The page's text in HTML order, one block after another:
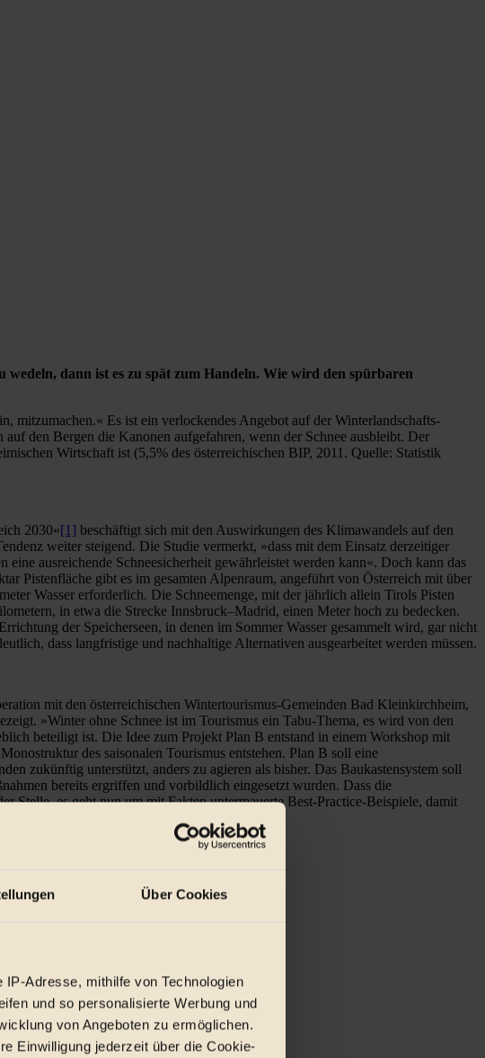
Über Cookies
Adresse, mithilfe von Technologien
und so personalisierte Werbung und
von Angeboten zu ermöglichen.
Einwilligung jederzeit über die Cookie-
dann ist es zu spät zum Handeln. Wie wird den spürbaren
mitzumachen.« Es ist ein verlockendes Angebot auf der Winterlandschafts-
den Bergen die Kanonen aufgefahren, wenn der Schnee ausbleibt. Der
Wirtschaft ist (5,5% des österreichischen BIP, 2011. Quelle: Statistik
2030«[1] beschäftigt sich mit den Auswirkungen des Klimawandels auf den
weiter steigend. Die Studie vermerkt, »dass mit dem Einsatz derzeitiger
ausreichende Schneesicherheit gewährleistet werden kann«. Doch kann das
Pistenfläche gibt es im gesamten Alpenraum, angeführt von Österreich mit über
Wasser erforderlich. Die Schneemenge, mit der jährlich allein Tirols Pisten
in etwa die Strecke Innsbruck–Madrid, einen Meter hoch zu bedecken.
der Speicherseen, in denen im Sommer Wasser gesammelt wird, gar nicht
dass langfristige und nachhaltige Alternativen ausgearbeitet werden müssen.
mit den österreichischen Wintertourismus-Gemeinden Bad Kleinkirchheim,
»Winter ohne Schnee ist im Tourismus ein Tabu-Thema, es wird von den
beteiligt ist. Die Idee zum Projekt Plan B entstand in einem Workshop mit
des saisonalen Tourismus entstehen. Plan B soll eine
zukünftig unterstützt, anders zu agieren als bisher. Das Baukastensystem soll
bereits ergriffen und vorbildlich eingesetzt wurden. Dass die
Stelle, es geht nun um mit Fakten untermauerte Best-Practice-Beispiele, damit